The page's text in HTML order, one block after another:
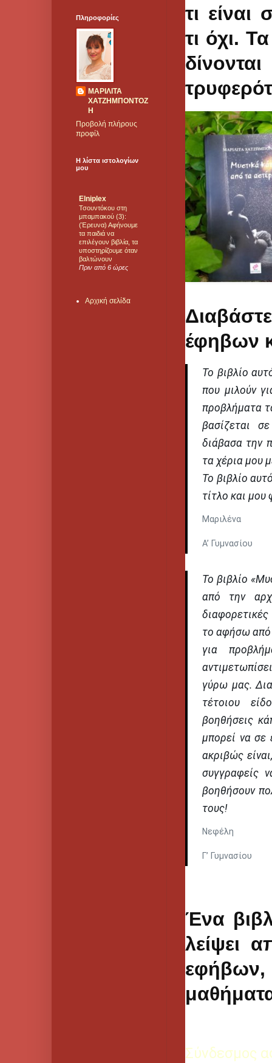
τι
τι όχι.
έφηβων
Το βιβλίο
που μιλούν
προβλήματα
βασίζεται
διάβασα την
τα χέρια μου
Το βιβλίο
τίτλο και μου
Μαριλένα
Α’ Γυμνασίου
Το βιβλίο
από την
διαφορετικές
το αφήσω από
για
γύρω μας.
τέτοιου
βοηθήσεις
μπορεί να σε
ακριβώς
συγγραφείς
βοηθήσουν
τους!
Νεφέλη
Γ’ Γυμνασίου
Ένα
λείψει
Σύνδεσμος
Πληροφορίες
ΜΑΡΙΛΙΤΑ
ΧΑΤΖΗΜΠΟΝΤΟΖ
Η
Προβολή πλήρους
προφίλ
Η λίστα ιστολογίων
μου
Elniplex
Τσουντόκου στη
μπαμπακού (3):
(Έρευνα) Αφήνουμε
τα παιδιά να
επιλέγουν βιβλία, τα
υποστηρίζουμε όταν
βαλτώνουν
Πριν από 6 ώρες
Αρχική σελίδα